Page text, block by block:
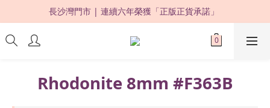
限時優惠：購買滿 HKD500，即享 88 折 !
長沙灣門市 | 連續六年榮獲「正版正貨承諾」
限時優惠：購買滿 HKD500，即享 88 折 !
Rhodonite 8mm #F363B